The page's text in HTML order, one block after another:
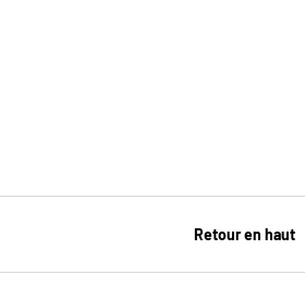
Retour en haut